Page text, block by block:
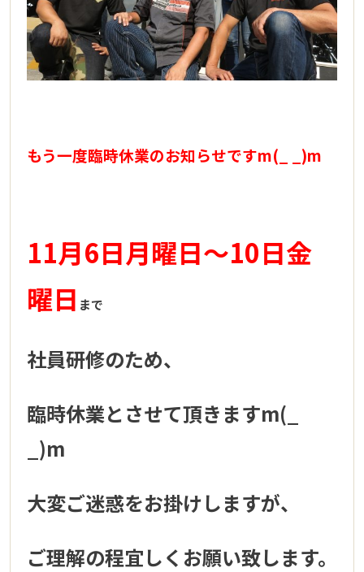
もう一度臨時休業のお知らせですm(_ _)m
11月6日月曜日～10日金
曜日 まで
社員研修のため、
臨時休業とさせて頂きますm(_
_)m
大変ご迷惑をお掛けしますが、
ご理解の程宜しくお願い致します。